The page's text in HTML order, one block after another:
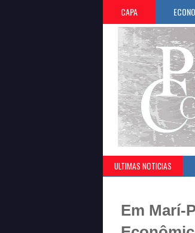
CAPA
ULTIMAS NOTICIAS
Em Marí-